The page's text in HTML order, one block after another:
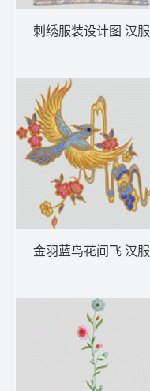
刺绣服装设计图 汉服
金羽蓝鸟花间飞 汉服